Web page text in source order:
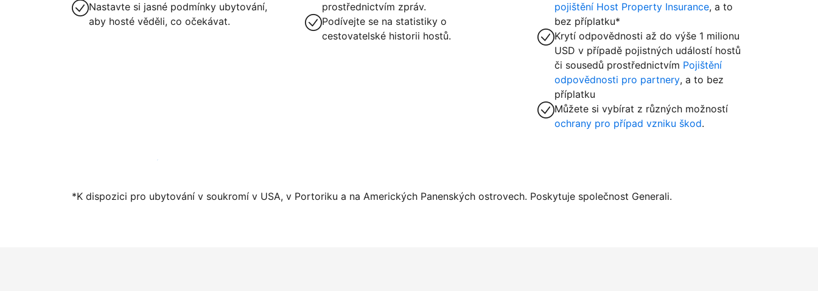
Nastavte si jasné podmínky ubytování,
aby hosté věděli, co očekávat.
prostřednictvím zpráv.
Podívejte se na statistiky o
cestovatelské historii hostů.
pojištění Host Property Insurance, a to
bez příplatku*
Krytí odpovědnosti až do výše 1 milionu
USD v případě pojistných událostí hostů
či sousedů prostřednictvím Pojištění
odpovědnosti pro partnery, a to bez
příplatku
Můžete si vybírat z různých možností
ochrany pro případ vzniku škod.
Zaregistrovat ubytování už dnes
*K dispozici pro ubytování v soukromí v USA, v Portoriku a na Amerických Panenských ostrovech. Poskytuje společnost Generali.